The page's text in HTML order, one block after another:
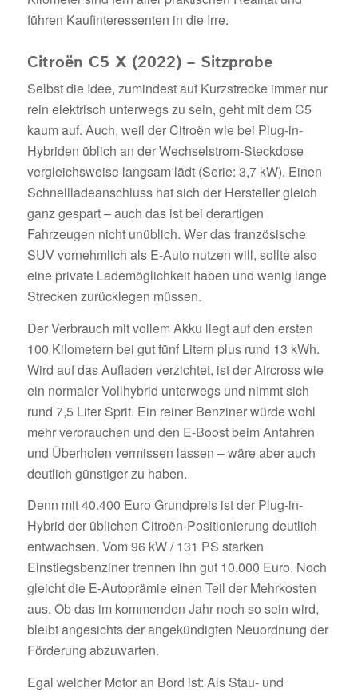
führen Kaufinteressenten in die Irre.
Citroën C5 X (2022) – Sitzprobe
Selbst die Idee, zumindest auf Kurzstrecke immer nur
rein elektrisch unterwegs zu sein, geht mit dem C5
kaum auf. Auch, weil der Citroën wie bei Plug-in-
Hybriden üblich an der Wechselstrom-Steckdose
vergleichsweise langsam lädt (Serie: 3,7 kW). Einen
Schnellladeanschluss hat sich der Hersteller gleich
ganz gespart – auch das ist bei derartigen
Fahrzeugen nicht unüblich. Wer das französische
SUV vornehmlich als E-Auto nutzen will, sollte also
eine private Lademöglichkeit haben und wenig lange
Strecken zurücklegen müssen.
Der Verbrauch mit vollem Akku liegt auf den ersten
100 Kilometern bei gut fünf Litern plus rund 13 kWh.
Wird auf das Aufladen verzichtet, ist der Aircross wie
ein normaler Vollhybrid unterwegs und nimmt sich
rund 7,5 Liter Sprit. Ein reiner Benziner würde wohl
mehr verbrauchen und den E-Boost beim Anfahren
und Überholen vermissen lassen – wäre aber auch
deutlich günstiger zu haben.
Denn mit 40.400 Euro Grundpreis ist der Plug-in-
Hybrid der üblichen Citroën-Positionierung deutlich
entwachsen. Vom 96 kW / 131 PS starken
Einstiegsbenziner trennen ihn gut 10.000 Euro. Noch
gleicht die E-Autoprämie einen Teil der Mehrkosten
aus. Ob das im kommenden Jahr noch so sein wird,
bleibt angesichts der angekündigten Neuordnung der
Förderung abzuwarten.
Egal welcher Motor an Bord ist: Als Stau- und